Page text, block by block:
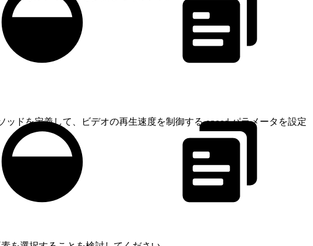
ッドを定義して、ビデオの再生速度を制御するspeedパラメータを設定